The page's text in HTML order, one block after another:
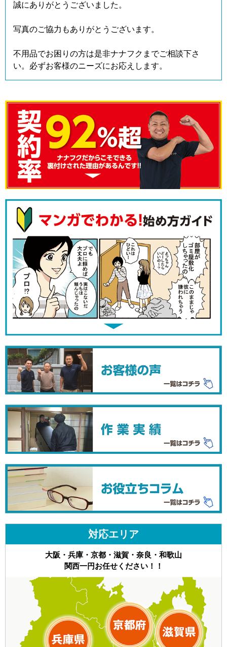
誠にありがとうございました。
写真のご協力もありがとうございます。
不用品でお困りの方は是非ナナフクまでご相談下さ
い。必ずお客様のニーズにお応えします。
対応エリア
大阪・兵庫・京都・滋賀・奈良・和歌山
関西一円お任せください！！